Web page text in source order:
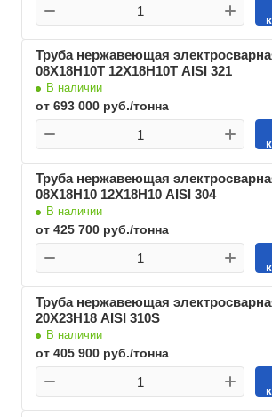
Труба нержавеющая
08Х18Н10Т 12Х18Н10Т AISI 321
В наличии
от 693 000 руб./тонна
Труба нержавеющая
08Х18Н10 12Х18Н10 AISI 304
В наличии
от 425 700 руб./тонна
Труба нержавеющая
20Х23Н18 AISI 310S
В наличии
от 405 900 руб./тонна